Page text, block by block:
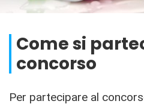
Come si
concorso
Per partecipare al